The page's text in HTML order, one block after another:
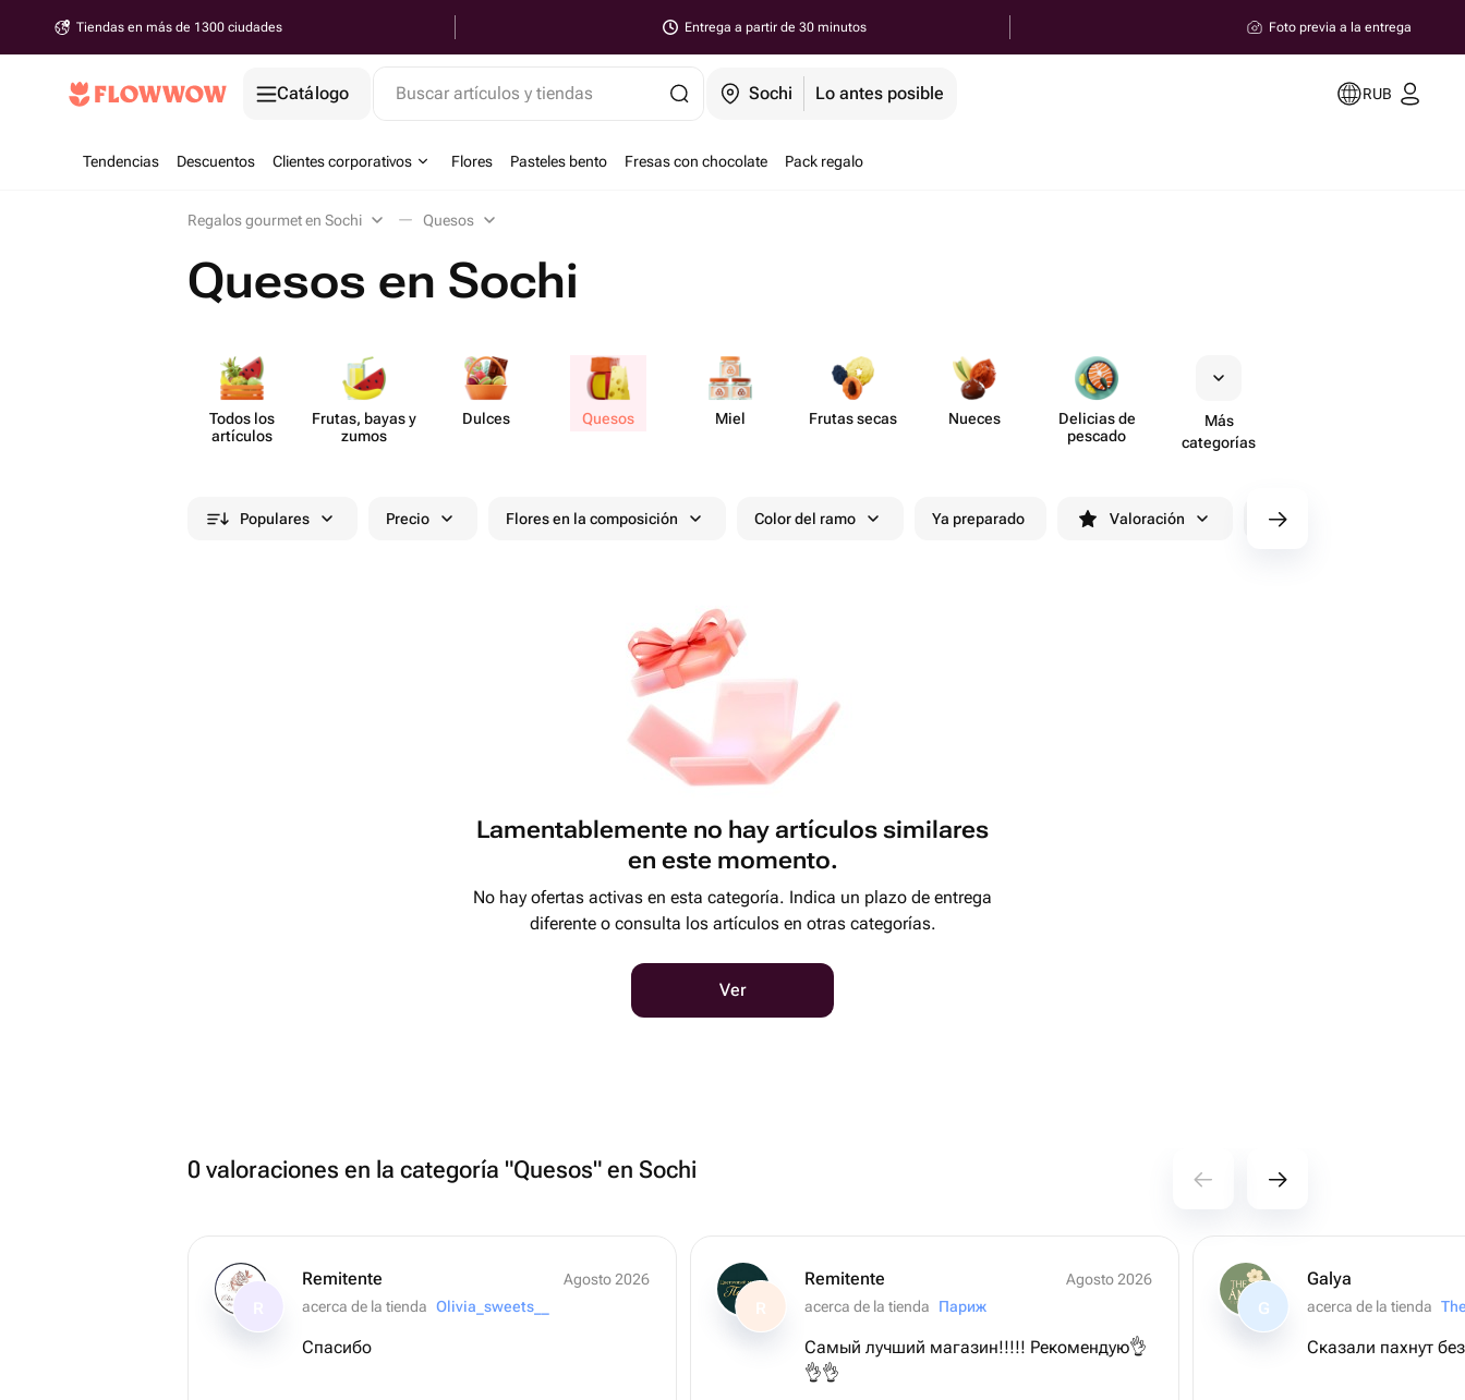
Tiendas en más de 1300 ciudades Entrega a partir de 30 minutos Foto previa a la entrega
Catálogo Buscar artículos y tiendas Sochi Lo antes posible RUB
Tendencias Descuentos Clientes corporativos Flores Pasteles bento Fresas con chocolate Pack regalo
Regalos gourmet en Sochi Quesos
Quesos en Sochi
Todos los
artículos
Frutas, bayas y
zumos
Dulces Quesos Miel Frutas secas Nueces
Delicias de
pescado
Más
categorías
Populares Precio Flores en la composición Color del ramo Ya preparado Valoración cv/filters/name_fast_delivery
Lamentablemente no hay artículos similares
en este momento.
No hay ofertas activas en esta categoría. Indica un plazo de entrega
diferente o consulta los artículos en otras categorías.
Ver
0 valoraciones en la categoría "Quesos" en Sochi
Remitente
Agosto 2026
acerca de la tienda Olivia_sweets__
Спасибо
R
Remitente
Agosto 2026
acerca de la tienda
Париж
Самый лучший магазин!!!!! Рекомендую👌
👌👌
G
Galya
acerca de la tienda
Сказали пахнут